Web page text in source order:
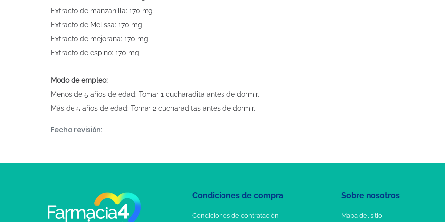
Extracto de manzanilla: 170 mg
Extracto de Melissa: 170 mg
Extracto de mejorana: 170 mg
Extracto de espino: 170 mg
Modo de empleo:
Menos de 5 años de edad: Tomar 1 cucharadita antes de dormir.
Más de 5 años de edad: Tomar 2 cucharaditas antes de dormir.
Fecha revisión:
Condiciones de compra
Condiciones de contratación
Sobre nosotros
Mapa del sitio